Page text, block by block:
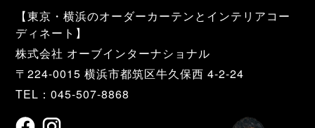
【東京・横浜のオーダーカーテンとインテリアコー
ディネート】
株式会社 オーブインターナショナル
〒224-0015 横浜市都筑区牛久保西 4-2-24
TEL：045-507-8868